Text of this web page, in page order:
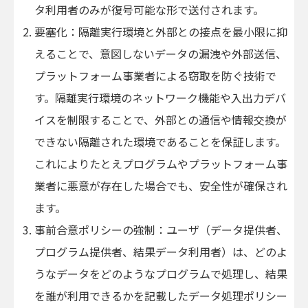
タ利用者のみが復号可能な形で送付されます。
要塞化：隔離実行環境と外部との接点を最小限に抑
えることで、意図しないデータの漏洩や外部送信、
プラットフォーム事業者による窃取を防ぐ技術で
す。隔離実行環境のネットワーク機能や入出力デバ
イスを制限することで、外部との通信や情報交換が
できない隔離された環境であることを保証します。
これによりたとえプログラムやプラットフォーム事
業者に悪意が存在した場合でも、安全性が確保され
ます。
事前合意ポリシーの強制：ユーザ（データ提供者、
プログラム提供者、結果データ利用者）は、どのよ
うなデータをどのようなプログラムで処理し、結果
を誰が利用できるかを記載したデータ処理ポリシー